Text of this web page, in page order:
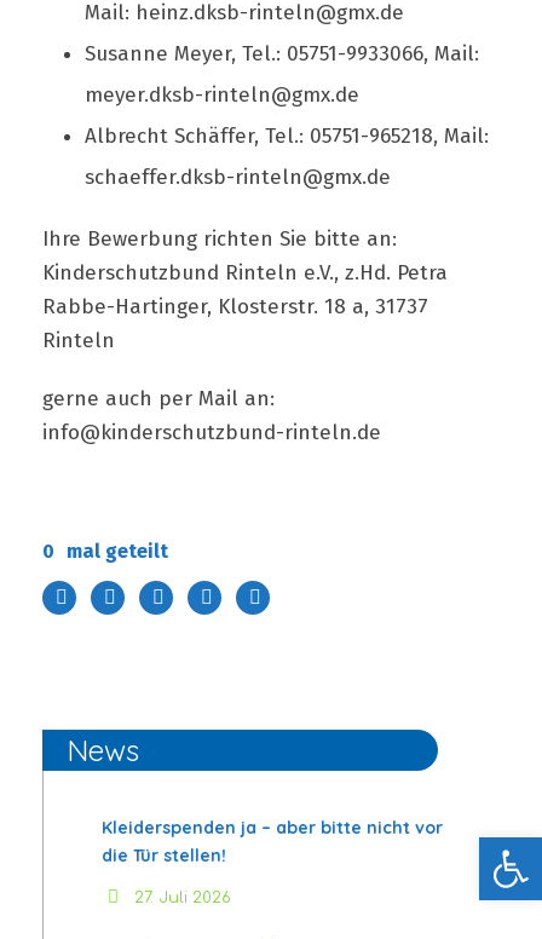
Mail: heinz.dksb-rinteln@gmx.de
Susanne Meyer, Tel.: 05751-9933066, Mail:
meyer.dksb-rinteln@gmx.de
Albrecht Schäffer, Tel.: 05751-965218, Mail:
schaeffer.dksb-rinteln@gmx.de
Ihre Bewerbung richten Sie bitte an:
Kinderschutzbund Rinteln e.V., z.Hd. Petra
Rabbe-Hartinger, Klosterstr. 18 a, 31737
Rinteln
gerne auch per Mail an:
info@kinderschutzbund-rinteln.de
0 mal geteilt
News
Kleiderspenden ja – aber bitte nicht vor
die Tür stellen!
27. Juli 2026
Werkzeugleiste öffnen